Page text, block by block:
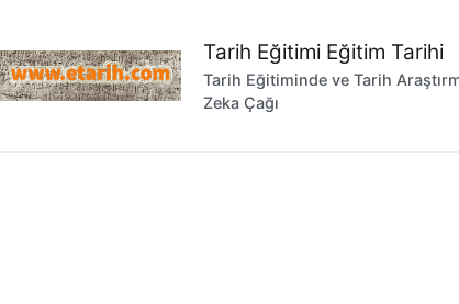
Tarih Eğitimi Eğitim Tarihi
Tarih Eğitiminde ve Tarih
Zeka Çağı